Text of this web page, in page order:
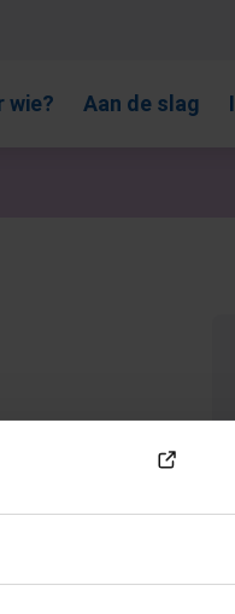
wie? Aan de slag
naar de gewenste